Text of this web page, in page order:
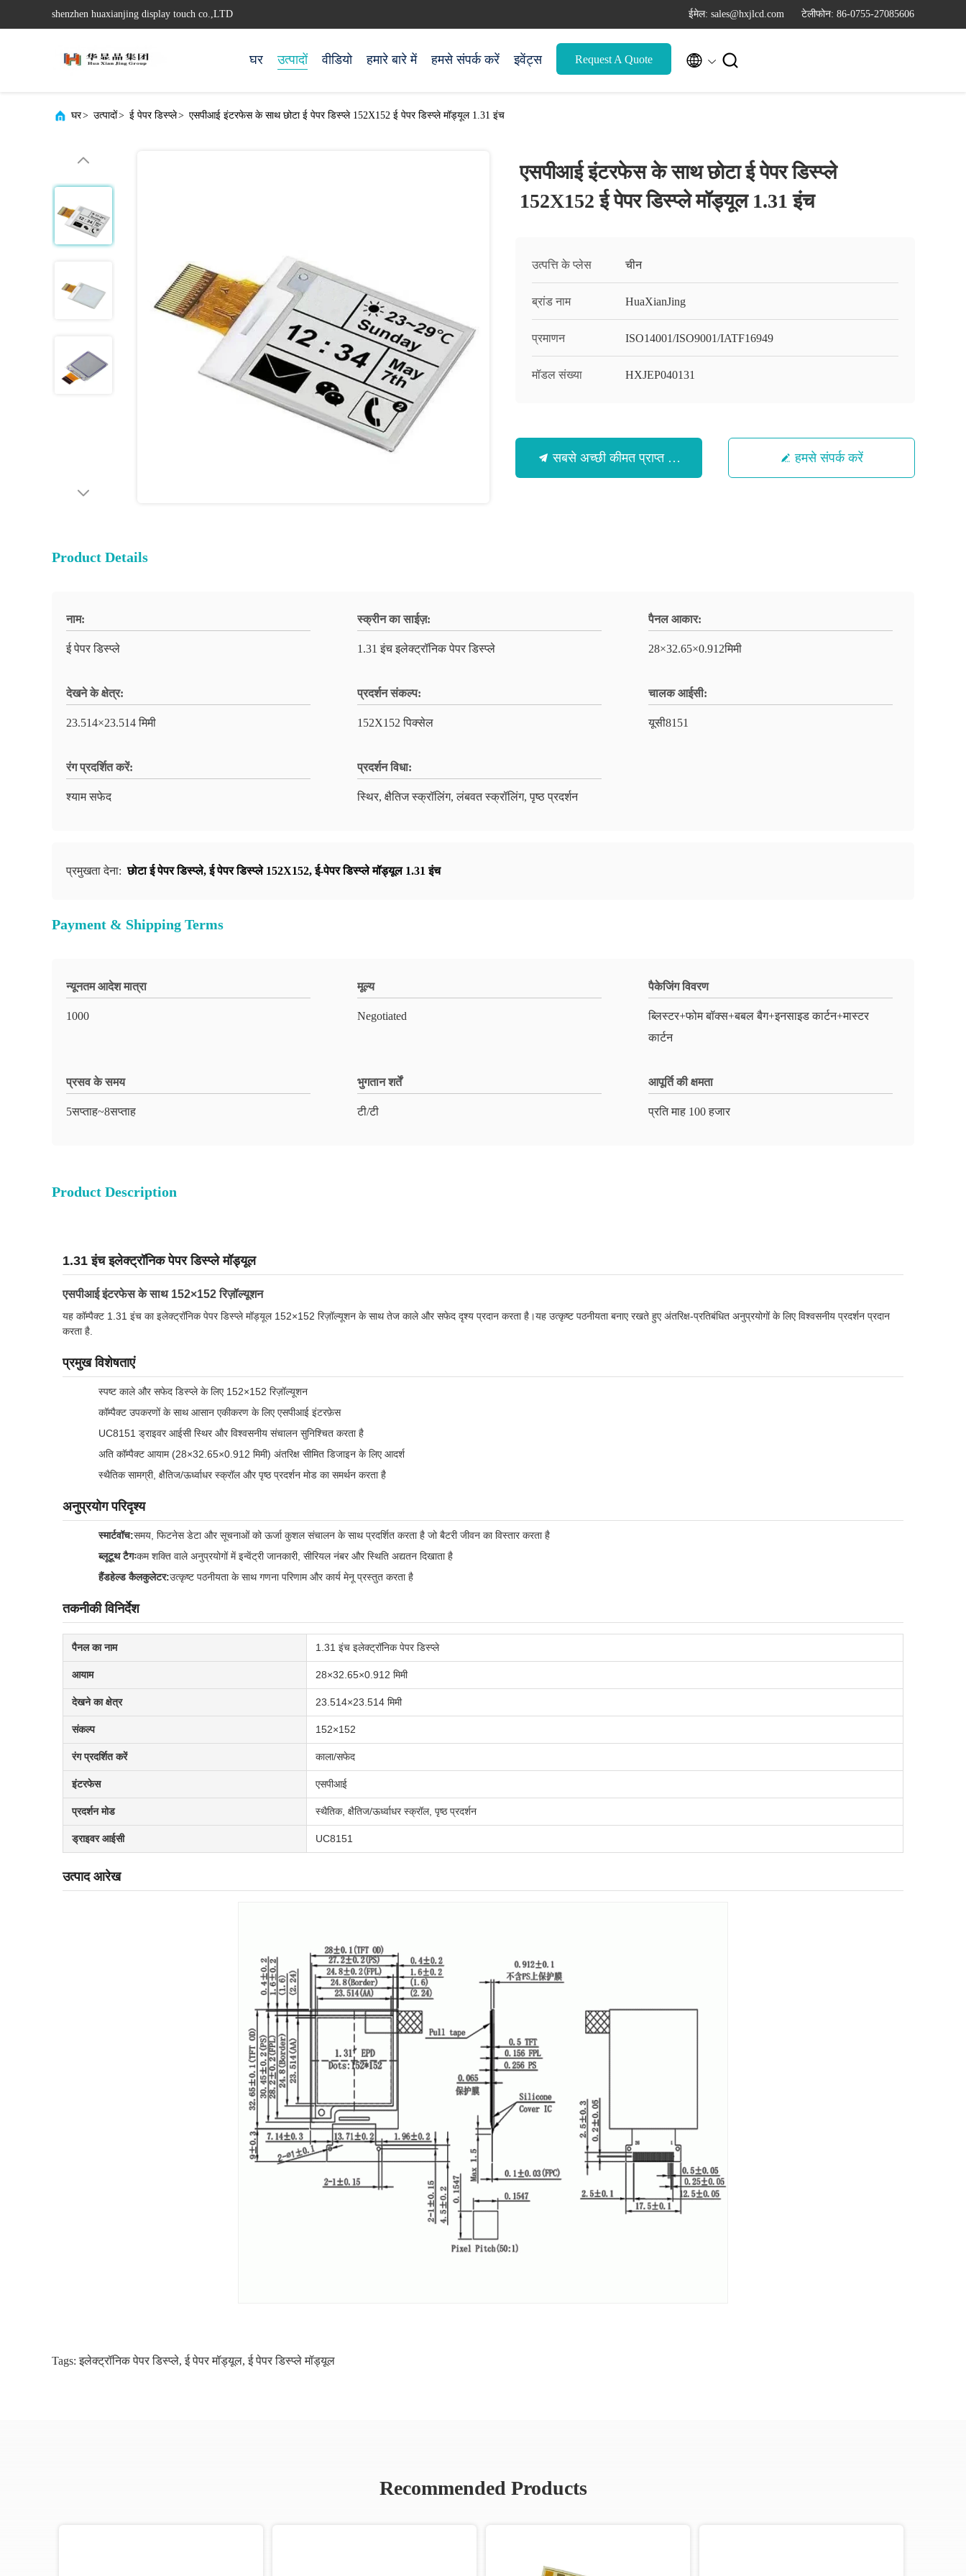
shenzhen huaxianjing display touch co.,LTD ईमेल: sales@hxjlcd.com टेलीफोन: 86-0755-27085606
घर उत्पादों वीडियो हमारे बारे में हमसे संपर्क करें इवेंट्स Request A Quote  
घर> उत्पादों> ई पेपर डिस्प्ले> एसपीआई इंटरफेस के साथ छोटा ई पेपर डिस्प्ले 152X152 ई पेपर डिस्प्ले मॉड्यूल 1.31 इंच
एसपीआई इंटरफेस के साथ छोटा ई पेपर डिस्प्ले
152X152 ई पेपर डिस्प्ले मॉड्यूल 1.31 इंच
उत्पत्ति के प्लेस चीन
ब्रांड नाम HuaXianJing
प्रमाणन ISO14001/ISO9001/IATF16949
मॉडल संख्या HXJEP040131
सबसे अच्छी कीमत प्राप्त करें हमसे संपर्क करें
Product Details
नाम:
ई पेपर डिस्प्ले
स्क्रीन का साईज़:
1.31 इंच इलेक्ट्रॉनिक पेपर डिस्प्ले
पैनल आकार:
28×32.65×0.912मिमी
देखने के क्षेत्र:
23.514×23.514 मिमी
प्रदर्शन संकल्प:
152X152 पिक्सेल
चालक आईसी:
यूसी8151
रंग प्रदर्शित करें:
श्याम सफेद
प्रदर्शन विधा:
स्थिर, क्षैतिज स्क्रॉलिंग, लंबवत स्क्रॉलिंग, पृष्ठ प्रदर्शन
प्रमुखता देना: छोटा ई पेपर डिस्प्ले,ई पेपर डिस्प्ले 152X152,ई-पेपर डिस्प्ले मॉड्यूल 1.31 इंच
Payment & Shipping Terms
न्यूनतम आदेश मात्रा
1000
मूल्य
Negotiated
पैकेजिंग विवरण
ब्लिस्टर+फोम बॉक्स+बबल बैग+इनसाइड कार्टन+मास्टर
कार्टन
प्रसव के समय
5सप्ताह~8सप्ताह
भुगतान शर्तें
टी/टी
आपूर्ति की क्षमता
प्रति माह 100 हजार
Product Description
1.31 इंच इलेक्ट्रॉनिक पेपर डिस्प्ले मॉड्यूल
एसपीआई इंटरफेस के साथ 152×152 रिज़ॉल्यूशन
यह कॉम्पैक्ट 1.31 इंच का इलेक्ट्रॉनिक पेपर डिस्प्ले मॉड्यूल 152×152 रिज़ॉल्यूशन के साथ तेज काले और सफेद दृश्य प्रदान करता है।यह उत्कृष्ट पठनीयता बनाए रखते हुए अंतरिक्ष-प्रतिबंधित अनुप्रयोगों के लिए विश्वसनीय प्रदर्शन प्रदान
करता है.
प्रमुख विशेषताएं
स्पष्ट काले और सफेद डिस्प्ले के लिए 152×152 रिज़ॉल्यूशन
कॉम्पैक्ट उपकरणों के साथ आसान एकीकरण के लिए एसपीआई इंटरफ़ेस
UC8151 ड्राइवर आईसी स्थिर और विश्वसनीय संचालन सुनिश्चित करता है
अति कॉम्पैक्ट आयाम (28×32.65×0.912 मिमी) अंतरिक्ष सीमित डिजाइन के लिए आदर्श
स्थैतिक सामग्री, क्षैतिज/ऊर्ध्वाधर स्क्रॉल और पृष्ठ प्रदर्शन मोड का समर्थन करता है
अनुप्रयोग परिदृश्य
स्मार्टवॉच:समय, फिटनेस डेटा और सूचनाओं को ऊर्जा कुशल संचालन के साथ प्रदर्शित करता है जो बैटरी जीवन का विस्तार करता है
ब्लूटूथ टैगःकम शक्ति वाले अनुप्रयोगों में इन्वेंट्री जानकारी, सीरियल नंबर और स्थिति अद्यतन दिखाता है
हैंडहेल्ड कैलकुलेटर:उत्कृष्ट पठनीयता के साथ गणना परिणाम और कार्य मेनू प्रस्तुत करता है
तकनीकी विनिर्देश
पैनल का नाम 1.31 इंच इलेक्ट्रॉनिक पेपर डिस्प्ले
आयाम 28×32.65×0.912 मिमी
देखने का क्षेत्र 23.514×23.514 मिमी
संकल्प 152×152
रंग प्रदर्शित करें काला/सफेद
इंटरफेस एसपीआई
प्रदर्शन मोड स्थैतिक, क्षैतिज/ऊर्ध्वाधर स्क्रॉल, पृष्ठ प्रदर्शन
ड्राइवर आईसी UC8151
उत्पाद आरेख
Tags:इलेक्ट्रॉनिक पेपर डिस्प्ले, ई पेपर मॉड्यूल, ई पेपर डिस्प्ले मॉड्यूल
Recommended Products